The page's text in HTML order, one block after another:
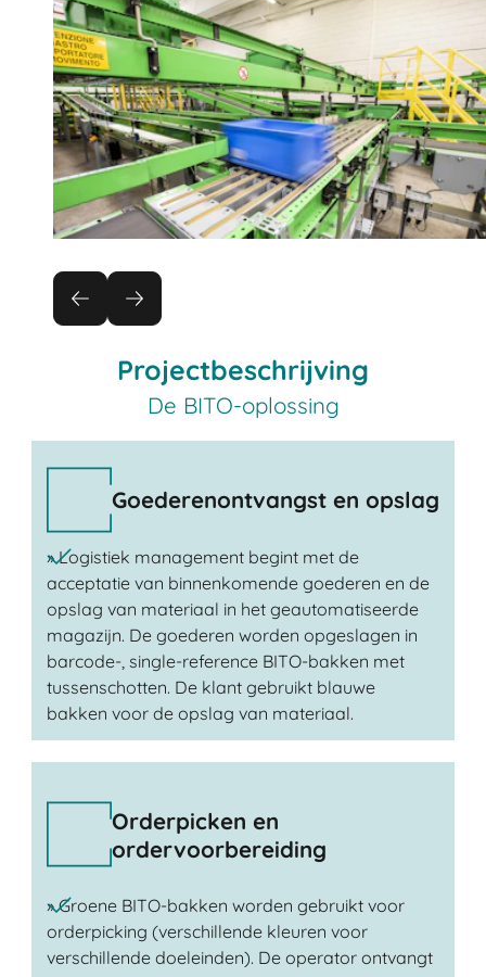
Projectbeschrijving
De BITO-oplossing
Goederenontvangst en opslag
» Logistiek management begint met de
acceptatie van binnenkomende goederen en de
opslag van materiaal in het geautomatiseerde
magazijn. De goederen worden opgeslagen in
barcode-, single-reference BITO-bakken met
tussenschotten. De klant gebruikt blauwe
bakken voor de opslag van materiaal.
Orderpicken en
ordervoorbereiding
» Groene BITO-bakken worden gebruikt voor
orderpicking (verschillende kleuren voor
verschillende doeleinden). De operator ontvangt